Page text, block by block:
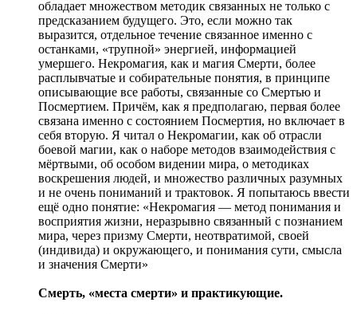
обладает множеством методик связанных не только с
предсказанием будущего. Это, если можно так
выразится, отдельное течение связанное именно с
останками, «трупной» энергией, информацией
умершего. Некромагия, как и магия Смерти, более
расплывчатые и собирательные понятия, в принципе
описывающие все работы, связанные со Смертью и
Посмертием. Причём, как я предполагаю, первая более
связана именно с состоянием Посмертия, но включает в
себя вторую. Я читал о Некромагии, как об отрасли
боевой магии, как о наборе методов взаимодействия с
мёртвыми, об особом видении мира, о методиках
воскрешения людей, и множество различных разумных
и не очень пониманий и трактовок. Я попытаюсь ввести
ещё одно понятие: «Некромагия — метод понимания и
восприятия жизни, неразрывно связанный с познанием
мира, через призму Смерти, неотвратимой, своей
(индивида) и окружающего, и понимания сути, смысла
и значения Смерти»
Смерть, «места смерти» и практикующие.